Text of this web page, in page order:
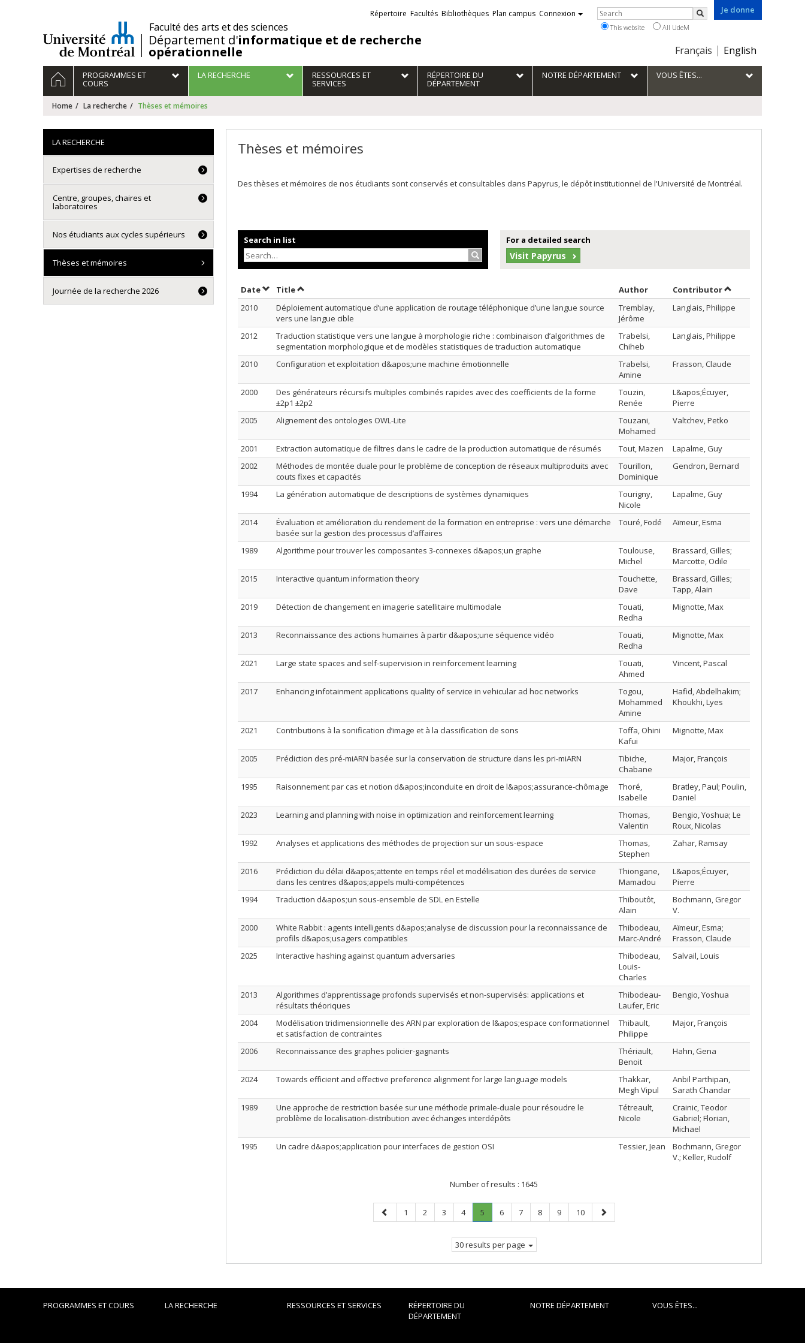
/Faculté des arts et des sciences
Département d'informatique et de recherche
opérationnelle
Je donne
Choix
la
langue
Français English
Liens
externes
Répertoire Facultés Bibliothèques Plan campus Connexion Rechercher
Search
This website All UdeM
Navigation
principale
HOMEPROGRAMMES ET
COURS
LA RECHERCHE RESSOURCES ET
SERVICES
RÉPERTOIRE DU
DÉPARTEMENT
NOTRE DÉPARTEMENT VOUS ÊTES...
Home La recherche Thèses et mémoires
Thèses et mémoires
Des thèses et mémoires de nos étudiants sont conservés et consultables dans Papyrus, le dépôt institutionnel de l'Université de Montréal.
Search in list
Search…
For a detailed search
Visit Papyrus
DateSort by date in descending order
TitleSort by title in descending order Author Sort by author in descending order
Contributorby contributor in
2010
Déploiement automatique d’une application de routage téléphonique d’une langue source
vers une langue cible
Tremblay,
Jérôme
Langlais, Philippe
2012
Traduction statistique vers une langue à morphologie riche : combinaison d’algorithmes de
segmentation morphologique et de modèles statistiques de traduction automatique
Trabelsi,
Chiheb
Langlais, Philippe
2010 Configuration et exploitation d&apos;une machine émotionnelle
Trabelsi,
Amine
Frasson, Claude
2000
Des générateurs récursifs multiples combinés rapides avec des coefficients de la forme
±2p1 ±2p2
Touzin,
Renée
L&apos;Écuyer,
Pierre
2005
Alignement des ontologies OWL-Lite
Touzani,
Mohamed
Valtchev, Petko
2001 Extraction automatique de filtres dans le cadre de la production automatique de résumés Tout, Mazen
Lapalme, Guy
2002
Méthodes de montée duale pour le problème de conception de réseaux multiproduits avec
couts fixes et capacités
Tourillon,
Dominique
Gendron, Bernard
1994 La génération automatique de descriptions de systèmes dynamiques
Tourigny,
Nicole
Lapalme, Guy
2014
Évaluation et amélioration du rendement de la formation en entreprise : vers une démarche
basée sur la gestion des processus d’affaires
Touré, Fodé Aïmeur, Esma
1989 Algorithme pour trouver les composantes 3-connexes d&apos;un graphe
Toulouse,
Michel
Brassard, Gilles;
Marcotte, Odile
2015
Interactive quantum information theory
Touchette,
Dave
Brassard, Gilles;
Tapp, Alain
2019
Détection de changement en imagerie satellitaire multimodale
Touati,
Redha
Mignotte, Max
2013 Reconnaissance des actions humaines à partir d&apos;une séquence vidéo
Touati,
Redha
Mignotte, Max
2021 Large state spaces and self-supervision in reinforcement learning
Touati,
Ahmed
Vincent, Pascal
2017 Enhancing infotainment applications quality of service in vehicular ad hoc networks
Togou,
Mohammed
Amine
Hafid, Abdelhakim;
Khoukhi, Lyes
2021 Contributions à la sonification d’image et à la classification de sons
Toffa, Ohini
Kafui
Mignotte, Max
2005 Prédiction des pré-miARN basée sur la conservation de structure dans les pri-miARN
Tibiche,
Chabane
Major, François
1995 Raisonnement par cas et notion d&apos;inconduite en droit de l&apos;assurance-chômage
Thoré,
Isabelle
Bratley, Paul; Poulin,
Daniel
2023
Learning and planning with noise in optimization and reinforcement learning
Thomas,
Valentin
Bengio, Yoshua; Le
Roux, Nicolas
1992
Analyses et applications des méthodes de projection sur un sous-espace
Thomas,
Stephen
Zahar, Ramsay
2016
Prédiction du délai d&apos;attente en temps réel et modélisation des durées de service
dans les centres d&apos;appels multi-compétences
Thiongane,
Mamadou
L&apos;Écuyer,
Pierre
1994
Traduction d&apos;un sous-ensemble de SDL en Estelle
Thiboutôt,
Alain
Bochmann, Gregor
V.
2000
White Rabbit : agents intelligents d&apos;analyse de discussion pour la reconnaissance de
profils d&apos;usagers compatibles
Thibodeau,
Marc-André
Aïmeur, Esma;
Frasson, Claude
2025
Interactive hashing against quantum adversaries
Thibodeau,
Louis-
Charles
Salvail, Louis
2013
Algorithmes d’apprentissage profonds supervisés et non-supervisés: applications et
résultats théoriques
Thibodeau-
Laufer, Eric
Bengio, Yoshua
2004
Modélisation tridimensionnelle des ARN par exploration de l&apos;espace conformationnel
et satisfaction de contraintes
Thibault,
Philippe
Major, François
2006 Reconnaissance des graphes policier-gagnants
Thériault,
Benoit
Hahn, Gena
2024 Towards efficient and effective preference alignment for large language models
Thakkar,
Megh Vipul
Anbil Parthipan,
Sarath Chandar
1989
Une approche de restriction basée sur une méthode primale-duale pour résoudre le
problème de localisation-distribution avec échanges interdépôts
Tétreault,
Nicole
Crainic, Teodor
Gabriel; Florian,
Michael
1995
Un cadre d&apos;application pour interfaces de gestion OSI Tessier, Jean
Bochmann, Gregor
V.; Keller, Rudolf
Number of results : 1645
Previous
page
Page
1 Page
2 Page
3 Page
4 Page
5.
Current
Page
6 Page
7 Page
8 Page
9 Page
10
Next
page
30 results per page
LA RECHERCHE
Expertises de recherche
Centre, groupes, chaires et
laboratoires
Nos étudiants aux cycles supérieurs
Thèses et mémoires
Journée de la recherche 2026
PROGRAMMES ET COURS LA RECHERCHE RESSOURCES ET SERVICES
RÉPERTOIRE DU
DÉPARTEMENT
NOTRE DÉPARTEMENT VOUS ÊTES...